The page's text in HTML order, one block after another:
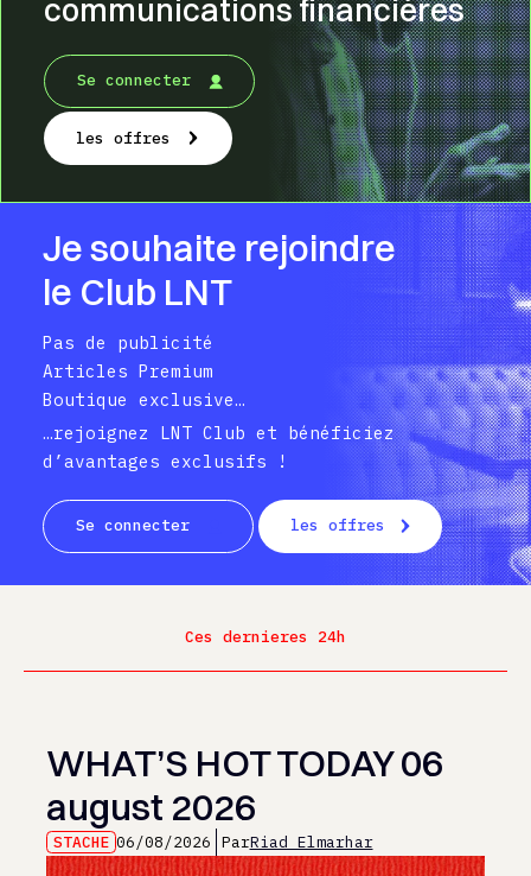
communications financières
Se connecter
les offres
Je souhaite rejoindre
le Club LNT
Pas de publicité
Articles Premium
Boutique exclusive…
…rejoignez LNT Club et bénéficiez
d’avantages exclusifs !
Se connecter les offres
Ces dernieres 24h
WHAT’S HOT TODAY 06
august 2026
STACHE 06/08/2026 ParRiad Elmarhar